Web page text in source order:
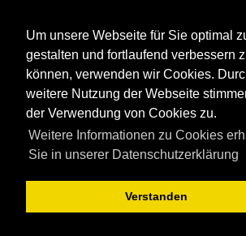
Um unsere Webseite für Sie optimal
gestalten und fortlaufend verbessern
können, verwenden wir Cookies.
weitere Nutzung der Webseite
der Verwendung von Cookies zu.
Weitere Informationen zu Cookies
Sie in unserer Datenschutzerklärung
Verstanden
Nutzungsbedingungen und die verwandten
du dich registrierst. Bitte beachte auch die
Forenregeln, wenn du dich in diesem Board
Nutzungsbedingungen|
Registrieren
Foren-Übersicht
Deutsche Übersetzung durch